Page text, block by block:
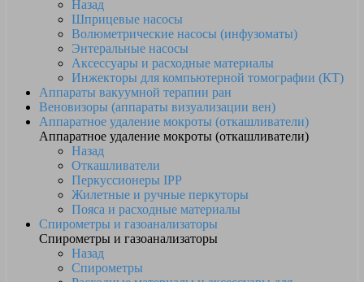
Назад
Шприцевые насосы
Волюметрические насосы (инфузоматы)
Энтеральные насосы
Аксессуары и расходные материалы
Инжекторы для компьютерной томографии (КТ)
Аппараты вакуумной терапии ран
Веновизоры (аппараты визуализации вен)
Аппаратное удаление мокроты (откашливатели)
Аппаратное удаление мокроты (откашливатели)
Назад
Откашливатели
Перкуссионеры IPP
Жилетные и ручные перкуторы
Пояса и расходные материалы
Спирометры и газоанализаторы
Спирометры и газоанализаторы
Назад
Спирометры